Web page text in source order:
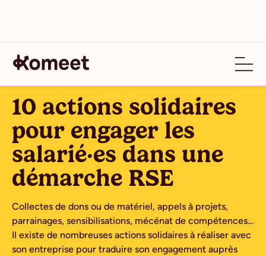
10 actions solidaires
pour engager les
salarié·es dans une
démarche RSE
Collectes de dons ou de matériel, appels à projets,
parrainages, sensibilisations, mécénat de compétences…
Il existe de nombreuses actions solidaires à réaliser avec
son entreprise pour traduire son engagement auprès